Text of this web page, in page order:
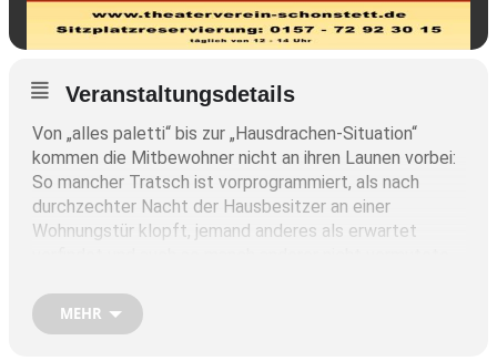
Veranstaltungsdetails
Von „alles paletti“ bis zur „Hausdrachen-Situation“
kommen die Mitbewohner nicht an ihren Launen vorbei:
So mancher Tratsch ist vorprogrammiert, als nach
durchzechter Nacht der Hausbesitzer an einer
Wohnungstür klopft, jemand anderes als erwartet
Der Alltag im Haus ist durcheinander. Jetzt ist dem
MEHR